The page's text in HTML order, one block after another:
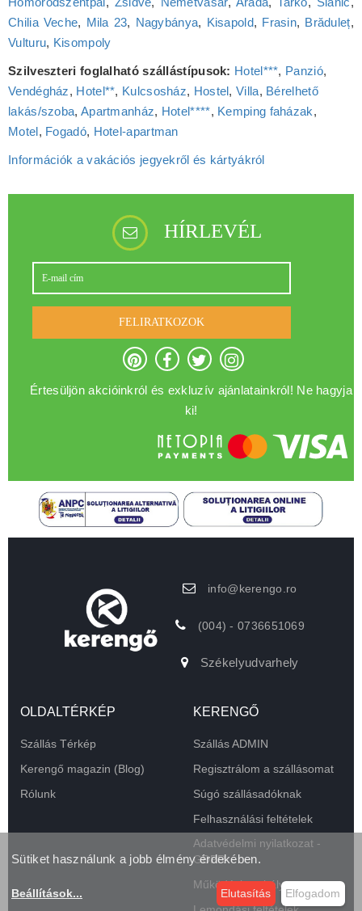
Chilia Veche, Mila 23, Nagybánya, Kisapold, Frasin, Brăduleț,
Vulturu, Kisompoly
Szilveszteri foglalható szállástípusok: Hotel***, Panzió,
Vendégház, Hotel**, Kulcsosház, Hostel,Villa, Bérelhető
lakás/szoba, Apartmanház, Hotel****, Kemping faházak,
Motel, Fogadó, Hotel‑apartman
Információk a vakációs jegyekről és kártyákról
HÍRLEVÉL
FELIRATKOZOK
Értesüljön akcióinkról és exkluzív ajánlatainkról! Ne hagyja
ki!
info@kerengo.ro
(004) - 0736651069
Székelyudvarhely
OLDALTÉRKÉP
Szállás Térkép
Kerengő magazin (Blog)
Rólunk
KERENGŐ
Szállás ADMIN
Regisztrálom a szállásomat
Súgó szállásadóknak
Felhasználási feltételek
Adatvédelmi nyilatkozat -
GDPR
Működési szabályzat
Sütiket használunk a jobb élmény érdekében.
Beállítások... Elutasítás Elfogadom